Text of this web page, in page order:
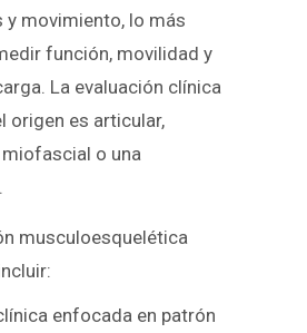
movimiento, lo más
función, movilidad y
La evaluación clínica
origen es articular,
o una
musculoesquelética
enfocada en patrón